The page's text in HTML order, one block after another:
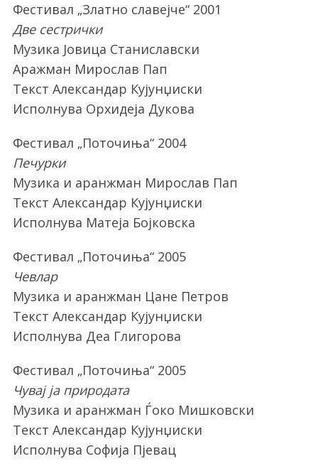
Фестивал „Златно славејче“ 2001
Две сестрички
Музика Јовица Станиславски
Аражман Мирослав Пап
Текст Александар Кујунџиски
Исполнува Орхидеја Дукова
Фестивал „Поточиња“ 2004
Печурки
Музика и аранжман Мирослав Пап
Текст Александар Кујунџиски
Исполнува Матеја Бојковска
Фестивал „Поточиња“ 2005
Чевлар
Музика и аранжман Цане Петров
Текст Александар Кујунџиски
Исполнува Деа Глигорова
Фестивал „Поточиња“ 2005
Чувај ја природата
Музика и аранжман Ѓоко Мишковски
Текст Александар Кујунџиски
Исполнува Софија Пјевац